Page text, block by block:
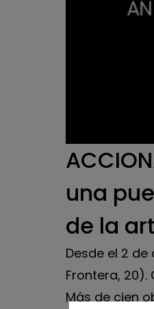
Desde el 2
Frontera,
Más de cien